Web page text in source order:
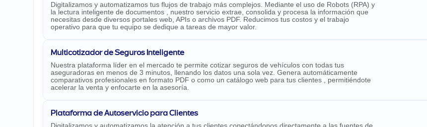
Digitalizamos y automatizamos tus flujos de trabajo más complejos. Mediante el uso de Robots (RPA) y
la lectura inteligente de documentos , nuestro servicio extrae, consolida y procesa la información que
necesitas desde diversos portales web, APIs o archivos PDF. Reducimos tus costos y el trabajo
operativo para que tu equipo se dedique a tareas de mayor valor.
Multicotizador de Seguros Inteligente
Nuestra plataforma líder en el mercado te permite cotizar seguros de vehículos con todas tus
aseguradoras en menos de 3 minutos, llenando los datos una sola vez. Genera automáticamente
comparativos profesionales en formato PDF o como un catálogo web para tus clientes , permitiéndote
acelerar la venta y enfocarte en la asesoría.
Plataforma de Autoservicio para Clientes